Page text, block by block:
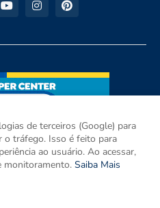
de terceiros (Google) para
o tráfego. Isso é feito para
ao usuário. Ao acessar,
monitoramento. Saiba Mais